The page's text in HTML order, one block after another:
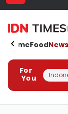
HomeFoodNews
For
You